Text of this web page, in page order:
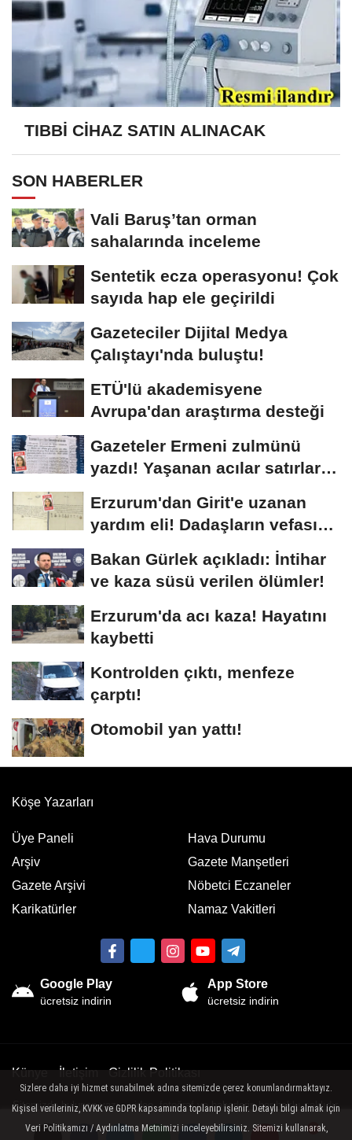
TIBBİ CİHAZ SATIN ALINACAK
SON HABERLER
Vali Baruş’tan orman
sahalarında inceleme
Sentetik ecza operasyonu! Çok
sayıda hap ele geçirildi
Gazeteciler Dijital Medya
Çalıştayı'nda buluştu!
ETÜ'lü akademisyene
Avrupa'dan araştırma desteği
Gazeteler Ermeni zulmünü
yazdı! Yaşanan acılar satırlara
Erzurum'dan Girit'e uzanan
yardım eli! Dadaşların vefası
Bakan Gürlek açıkladı: İntihar
ve kaza süsü verilen ölümler!
Erzurum'da acı kaza! Hayatını
kaybetti
Kontrolden çıktı, menfeze
çarptı!
Otomobil yan yattı!
Köşe Yazarları
Üye Paneli
Arşiv
Gazete Arşivi
Karikatürler
Hava Durumu
Gazete Manşetleri
Nöbetci Eczaneler
Namaz Vakitleri
Google Play
ücretsiz indirin
App Store
ücretsiz indirin
Künye İletişim Gizlilik Politikası
Sitemizde bulunan yazı , video, fotoğraf ve haberlerin her hakkı saklıdır.
Sizlere daha iyi hizmet sunabilmek adına sitemizde çerez konumlandırmaktayız.
Kişisel verileriniz, KVKK ve GDPR kapsamında toplanıp işlenir. Detaylı bilgi almak için
Veri Politikamızı / Aydınlatma Metnimizi inceleyebilirsiniz. Sitemizi kullanarak,